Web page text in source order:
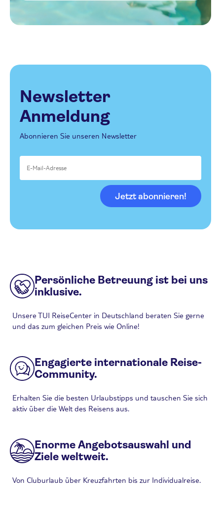
Newsletter
Anmeldung
Abonnieren Sie unseren Newsletter
Jetzt abonnieren!
Persönliche Betreuung ist bei uns
inklusive.
Unsere TUI ReiseCenter in Deutschland beraten Sie gerne
und das zum gleichen Preis wie Online!
Engagierte internationale Reise-
Community.
Erhalten Sie die besten Urlaubstipps und tauschen Sie sich
aktiv über die Welt des Reisens aus.
Enorme Angebotsauswahl und
Ziele weltweit.
Von Cluburlaub über Kreuzfahrten bis zur Individualreise.